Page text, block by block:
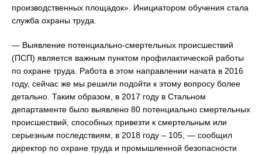
производственных площадок». Инициатором обучения стала
служба охраны труда.
— Выявление потенциально-смертельных происшествий
(ПСП) является важным пунктом профилактической работы
по охране труда. Работа в этом направлении начата в 2016
году, сейчас же мы решили подойти к этому вопросу более
детально. Таким образом, в 2017 году в Стальном
департаменте было выявлено 80 потенциально смертельных
происшествий, способных привезти к смертельным или
серьезным последствиям, в 2018 году – 105, — сообщил
директор по охране труда и промышленной безопасности